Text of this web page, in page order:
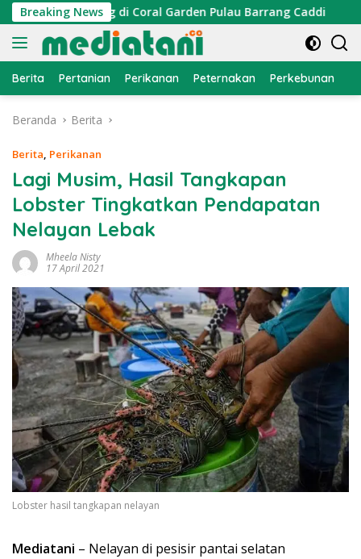
Langsung
ke
konten
Breaking News
Dipasang di Coral Garden Pulau Barrang Caddi
Berita Pertanian Perikanan Peternakan Perkebunan
Beranda Berita
Berita, Perikanan
Lagi Musim, Hasil Tangkapan
Lobster Tingkatkan Pendapatan
Nelayan Lebak
Mheela Nisty
17 April 2021
Lobster hasil tangkapan nelayan
Mediatani – Nelayan di pesisir pantai selatan